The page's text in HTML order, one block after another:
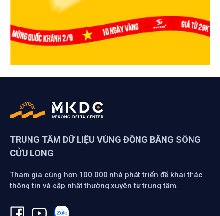
TRUNG TÂM DỮ LIỆU VÙNG ĐỒNG BẰNG SÔNG
CỬU LONG
Tham gia cùng hơn 100.000 nhà phát triển để khai thác
thông tin và cập nhật thường xuyên từ trung tâm.